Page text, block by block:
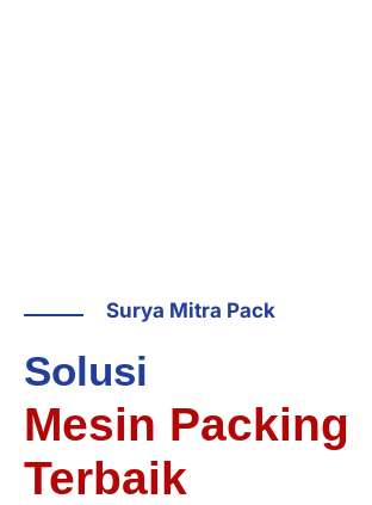
Surya Mitra Pack
Solusi
Mesin Packing
Terbaik